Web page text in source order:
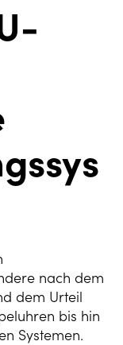
nach dem
dem Urteil
bis hin
Systemen.